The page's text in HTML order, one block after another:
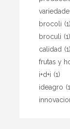
brocoli (1)
broculi (1)
calidad (1)
frutas y
i+d+i (1)
ideagro